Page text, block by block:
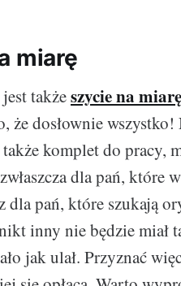
miarę
takżeszycie na miarę
że dosłownie wszystko!
komplet do pracy,
dla pań, które
dla pań, które szukają
inny nie będzie miał
jak ulał. Przyznać